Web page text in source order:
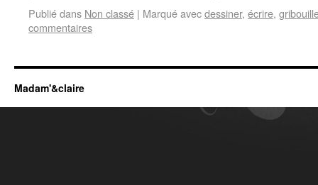
Publié dans Non classé | Marqué avecdessiner, écrire,
commentaires
Madam'&claire